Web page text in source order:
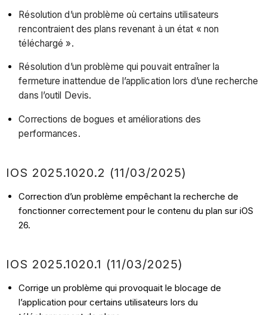
Résolution d’un problème où certains utilisateurs
rencontraient des plans revenant à un état « non
téléchargé ».
Résolution d’un problème qui pouvait entraîner la
fermeture inattendue de l’application lors d’une recherche
dans l’outil Devis.
Corrections de bogues et améliorations des
performances.
IOS 2025.1020.2 (11/03/2025)
Correction d’un problème empêchant la recherche de
fonctionner correctement pour le contenu du plan sur iOS
26.
IOS 2025.1020.1 (11/03/2025)
Corrige un problème qui provoquait le blocage de
l’application pour certains utilisateurs lors du